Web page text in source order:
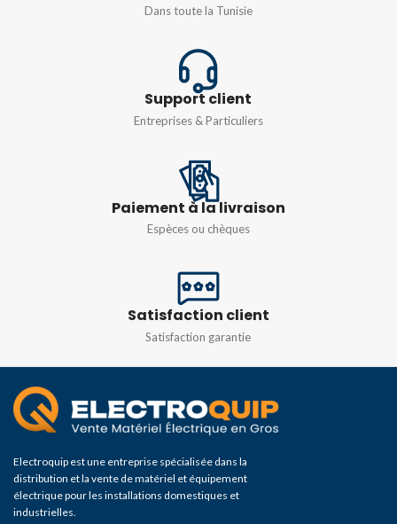
Dans toute la Tunisie
Support client
Entreprises & Particuliers
Paiement à la livraison
Espèces ou chèques
Satisfaction client
Satisfaction garantie
Electroquip est une entreprise spécialisée dans la
distribution et la vente de matériel et équipement
électrique pour les installations domestiques et
industrielles.